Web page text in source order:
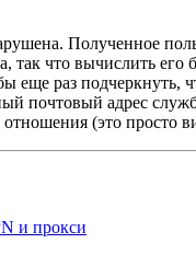
Полученное
так что вычислить
раз подчеркнуть,
почтовый адрес
(это просто
и прокси